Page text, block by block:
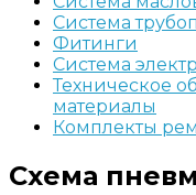
Система
Фитинги
Система
Техническое
материалы
Комплекты
Схема